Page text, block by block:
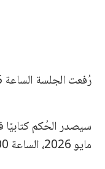
رُفعت الجلسة الساعة 1:55 مساء.
مايو 2026، الساعة 11:00 صباحًا.